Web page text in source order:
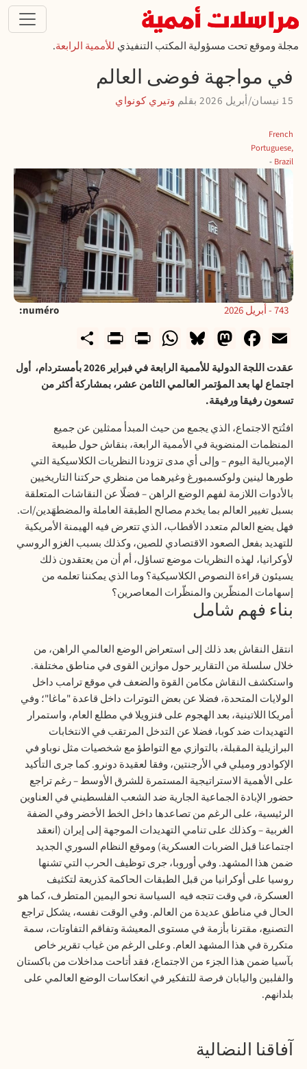
تجاوز إلى المحتوى الرئيسي
مجلة وموقع تحت مسؤولية المكتب التنفيذي للأممية الرابعة.
في مواجهة فوضى العالم
15 نيسان/أبريل 2026 بقلم وتيري كونواي
French
Portuguese,
Brazil
numéro 743 - أبريل 2026
Email
Facebook
Mastodon
Bluesky
WhatsApp
Print
عقدت اللجة الدولية للأممية الرابعة في فبراير 2026 بأمستردام،
أول
اجتماع لها بعد المؤتمر العالمي الثامن عشر، بمشاركة أكثر من
تسعون رفيقا ورفيقة.
افتُتح الاجتماع، الذي يجمع من حيث المبدأ ممثلين عن جميع
المنظمات المنضوية في الأممية الرابعة، بنقاش حول طبيعة
الإمبريالية اليوم – وإلى أي مدى تزودنا النظريات الكلاسيكية التي
طورها لينين ولوكسمبورغ وغيرهما من منظري حركتنا التاريخيين
بالأدوات اللازمة لفهم الوضع الراهن – فضلًا عن النقاشات المتعلقة
بسبل تغيير العالم بما يخدم مصالح الطبقة العاملة والمضطهَدين/ات.
فهل يضع العالم متعدد الأقطاب، الذي تتعرض فيه الهيمنة الأمريكية
للتهديد بفعل الصعود الاقتصادي للصين، وكذلك بسبب الغزو الروسي
لأوكرانيا، لهذه النظريات موضع تساؤل، أم أن من يعتقدون ذلك
يسيئون قراءة النصوص الكلاسيكية؟ وما الذي يمكننا تعلمه من
إسهامات المنظّرين والمنظّرات المعاصرين؟
بناء فهم شامل
انتقل النقاش بعد ذلك إلى استعراض الوضع العالمي الراهن، من
خلال سلسلة من التقارير حول موازين القوى في مناطق مختلفة.
واستكشف النقاش مكامن القوة والضعف في موقع ترامب داخل
الولايات المتحدة، فضلا عن بعض التوترات داخل قاعدة "ماغا"؛ وفي
أمريكا اللاتينية، بعد الهجوم على فنزويلا في مطلع العام، واستمرار
التهديدات ضد كوبا، فضلا عن التدخل المرتقب في الانتخابات
البرازيلية المقبلة، بالتوازي مع التواطؤ مع شخصيات مثل نوباو في
الإكوادور وميلي في الأرجنتين، وفقا لعقيدة دونرو. كما جرى التأكيد
على الأهمية الاستراتيجية المستمرة للشرق الأوسط – رغم تراجع
حضور الإبادة الجماعية الجارية ضد الشعب الفلسطيني في العناوين
الرئيسية، على الرغم من تصاعدها داخل الخط الأخضر وفي الضفة
الغربية – وكذلك على تنامي التهديدات الموجهة إلى إيران (انعقد
اجتماعنا قبل الضربات العسكرية) وموقع النظام السوري الجديد
ضمن هذا المشهد. وفي أوروبا، جرى توظيف الحرب التي تشنها
روسيا على أوكرانيا من قبل الطبقات الحاكمة كذريعة لتكثيف
العسكرة، في وقت تتجه فيه السياسة نحو اليمين المتطرف، كما هو
الحال في مناطق عديدة من العالم. وفي الوقت نفسه، يشكل تراجع
التصنيع، مقترنا بأزمة في مستوى المعيشة وتفاقم التفاوتات، سمة
متكررة في هذا المشهد العام. وعلى الرغم من غياب تقرير خاص
بآسيا ضمن هذا الجزء من الاجتماع، فقد أتاحت مداخلات من باكستان
والفلبين واليابان فرصة للتفكير في انعكاسات الوضع العالمي على
بلدانهم.
آفاقنا النضالية